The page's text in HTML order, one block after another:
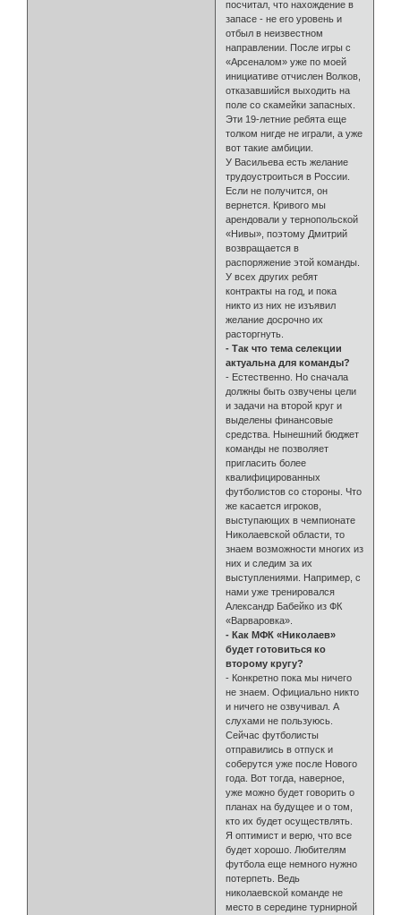
посчитал, что нахождение в
запасе - не его уровень и
отбыл в неизвестном
направлении. После игры с
«Арсеналом» уже по моей
инициативе отчислен Волков,
отказавшийся выходить на
поле со скамейки запасных.
Эти 19-летние ребята еще
толком нигде не играли, а уже
вот такие амбиции.
У Васильева есть желание
трудоустроиться в России.
Если не получится, он
вернется. Кривого мы
арендовали у тернопольской
«Нивы», поэтому Дмитрий
возвращается в
распоряжение этой команды.
У всех других ребят
контракты на год, и пока
никто из них не изъявил
желание досрочно их
расторгнуть.
- Так что тема селекции
актуальна для команды?
- Естественно. Но сначала
должны быть озвучены цели
и задачи на второй круг и
выделены финансовые
средства. Нынешний бюджет
команды не позволяет
пригласить более
квалифицированных
футболистов со стороны. Что
же касается игроков,
выступающих в чемпионате
Николаевской области, то
знаем возможности многих из
них и следим за их
выступлениями. Например, с
нами уже тренировался
Александр Бабейко из ФК
«Варваровка».
- Как МФК «Николаев»
будет готовиться ко
второму кругу?
- Конкретно пока мы ничего
не знаем. Официально никто
и ничего не озвучивал. А
слухами не пользуюсь.
Сейчас футболисты
отправились в отпуск и
соберутся уже после Нового
года. Вот тогда, наверное,
уже можно будет говорить о
планах на будущее и о том,
кто их будет осуществлять.
Я оптимист и верю, что все
будет хорошо. Любителям
футбола еще немного нужно
потерпеть. Ведь
николаевской команде не
место в середине турнирной